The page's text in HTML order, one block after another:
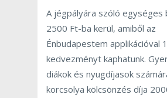
A jégpályára szóló egységes
2500 Ft-ba kerül, amiből az
Énbudapestem applikációval
kedvezményt kaphatunk.
diákok és nyugdíjasok
korcsolya kölcsönzés díja